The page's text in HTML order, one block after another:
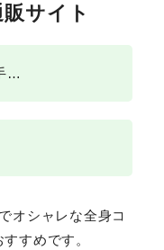
サイト
…
でオシャレな全身コ
すすめです。